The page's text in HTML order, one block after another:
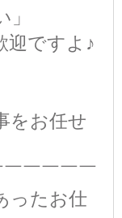
迎ですよ♪
をお任せ
￣￣￣￣
ったお仕